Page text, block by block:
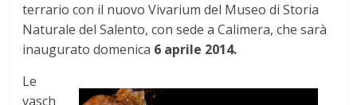
terrario con il nuovo Vivarium del Museo di Storia
Naturale del Salento, con sede a Calimera, che sarà
inaugurato domenica 6 aprile 2014.
Le
vasch